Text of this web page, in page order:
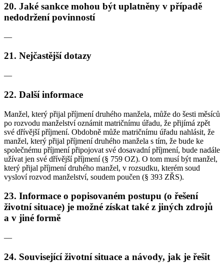
20. Jaké sankce mohou být uplatněny v případě
nedodržení povinností
—
21. Nejčastější dotazy
—
22. Další informace
Manžel, který přijal příjmení druhého manžela, může do šesti měsíců
po rozvodu manželství oznámit matričnímu úřadu, že přijímá zpět
své dřívější příjmení. Obdobně může matričnímu úřadu nahlásit, že
manžel, který přijal příjmení druhého manžela s tím, že bude ke
společnému příjmení připojovat své dosavadní příjmení, bude nadále
užívat jen své dřívější příjmení (§ 759 OZ). O tom musí být manžel,
který přijal příjmení druhého manžel, v rozsudku, kterém soud
vysloví rozvod manželství, soudem poučen (§ 393 ZŘS).
23. Informace o popisovaném postupu (o řešení
životní situace) je možné získat také z jiných zdrojů
a v jiné formě
—
24. Související životní situace a návody, jak je řešit